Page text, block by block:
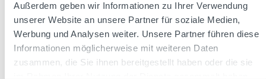
Außerdem geben wir Informationen zu Ihrer Verwendung
unserer Website an unsere Partner für soziale Medien,
Werbung und Analysen weiter. Unsere Partner führen diese
Informationen möglicherweise mit weiteren Daten
zusammen, die Sie ihnen bereitgestellt haben oder die sie
Content:0.7 Liter(€11.27 / 1 Liter)
Regular price:
€7.89